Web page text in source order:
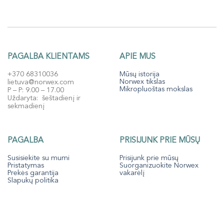
PAGALBA KLIENTAMS
+370 68310036
lietuva@norwex.com
P – P: 9.00 – 17.00
Uždaryta: šeštadienį ir
sekmadienį
APIE MUS
Mūsų istorija
Norwex tikslas
Mikropluoštas mokslas
PAGALBA
Susisiekite su mumi
Pristatymas
Prekės garantija
Slapukų politika
PRISIJUNK PRIE MŪSŲ
Prisijunk prie mūsų
Suorganizuokite Norwex
vakarėlį